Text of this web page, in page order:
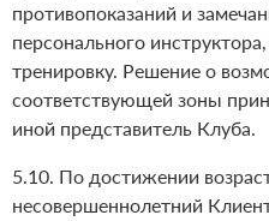
противопоказаний и
персонального
тренировку. Решение о
соответствующей зоны
иной представитель Клуба.
5.10. По достижении
несовершеннолетний